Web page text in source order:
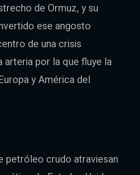
de Ormuz, y su
ese angosto
de una crisis
por la que fluye la
y América del
petróleo crudo atraviesan